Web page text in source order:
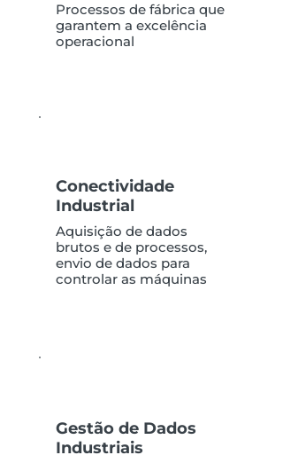
Processos de fábrica que
garantem a excelência
operacional
Conectividade
Industrial
Aquisição de dados
brutos e de processos,
envio de dados para
controlar as máquinas
Gestão de Dados
Industriais